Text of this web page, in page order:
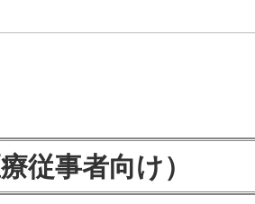
従事者向け）